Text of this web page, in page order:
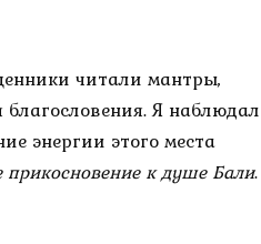
читали мантры,
Я наблюдал
энергии этого места
к душе Бали.